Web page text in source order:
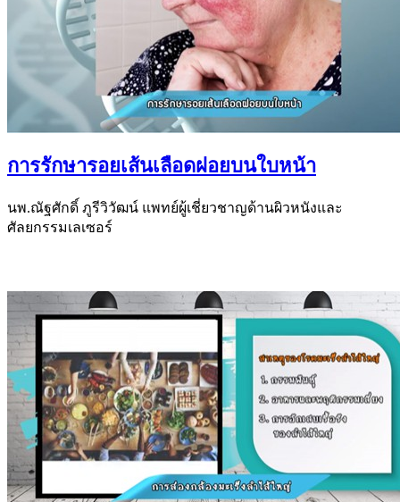
การรักษารอยเส้นเลือดฝอยบนใบหน้า
นพ.ณัฐศักดิ์ ภูรีวิวัฒน์ แพทย์ผู้เชี่ยวชาญด้านผิวหนังและ
ศัลยกรรมเลเซอร์